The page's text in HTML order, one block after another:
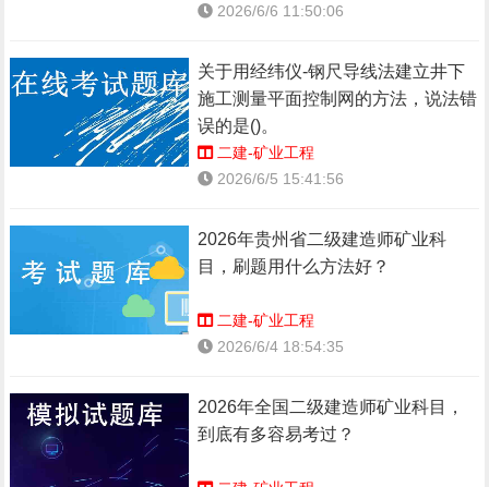
2026/6/6 11:50:06
关于用经纬仪-钢尺导线法建立井下
施工测量平面控制网的方法，说法错
误的是()。
二建-矿业工程
2026/6/5 15:41:56
2026年贵州省二级建造师矿业科
目，刷题用什么方法好？
二建-矿业工程
2026/6/4 18:54:35
2026年全国二级建造师矿业科目，
到底有多容易考过？